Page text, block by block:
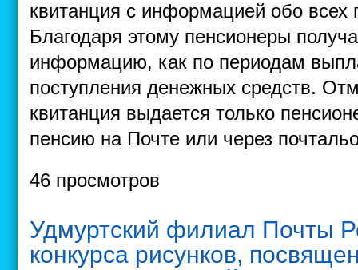
квитанция с информацией обо всех
Благодаря этому пенсионеры
информацию, как по периодам
поступления денежных средств.
квитанция выдается только
пенсию на Почте или через
46 просмотров
Удмуртский филиал Почты
конкурса рисунков,